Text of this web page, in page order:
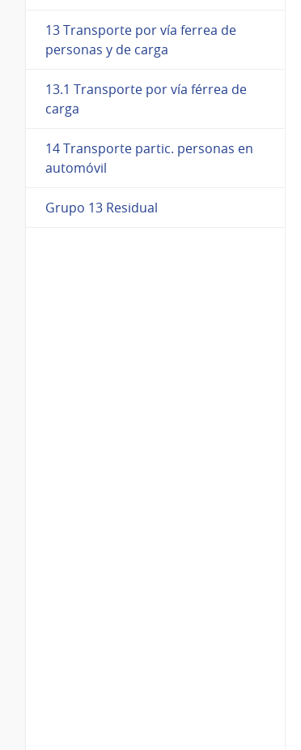
13 Transporte por vía ferrea de
personas y de carga
13.1 Transporte por vía férrea de
carga
14 Transporte partic. personas en
automóvil
Grupo 13 Residual